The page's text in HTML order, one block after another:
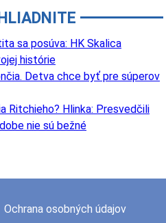
sa posúva: HK Skalica
histórie
Detva chce byť pre súperov
Ritchieho? Hlinka: Presvedčili
nie sú bežné
Ochrana osobných údajov